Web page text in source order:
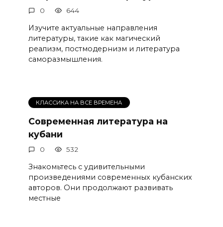
0 644
Изучите актуальные направления
литературы, такие как магический
реализм, постмодернизм и литература
саморазмышления.
КЛАССИКА НА ВСЕ ВРЕМЕНА
Современная литература на
кубани
0 532
Знакомьтесь с удивительными
произведениями современных кубанских
авторов. Они продолжают развивать
местные